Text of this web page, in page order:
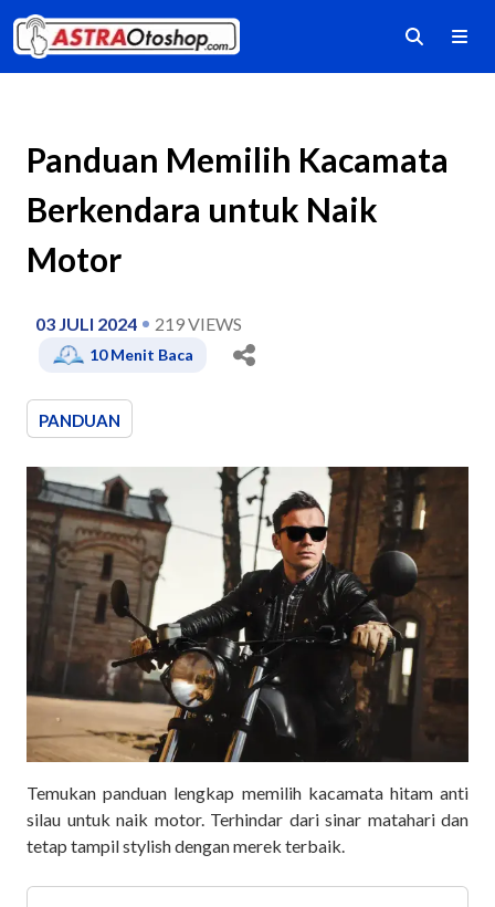
Panduan Memilih Kacamata
Berkendara untuk Naik
Motor
03 JULI 2024 219VIEWS
10Menit Baca
PANDUAN
Temukan panduan lengkap memilih kacamata hitam anti
silau untuk naik motor. Terhindar dari sinar matahari dan
tetap tampil stylish dengan merek terbaik.